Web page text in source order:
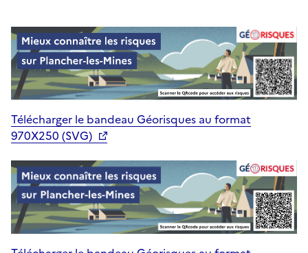
Télécharger le bandeau Géorisques au format
970X250 (SVG)